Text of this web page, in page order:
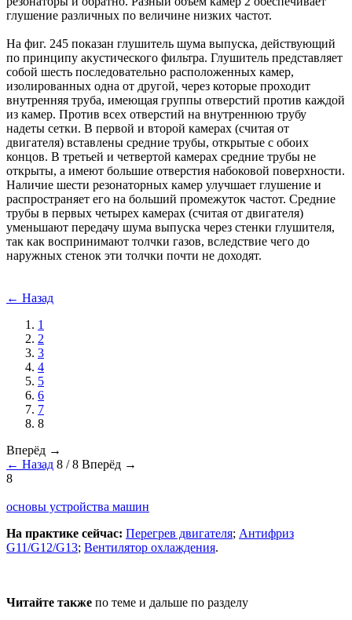
глушение различных по величине низких частот.
На фиг. 245 показан глушитель шума выпуска, действующий
по принципу акустического фильтра. Глушитель представляет
собой шесть последовательно расположенных камер,
изолированных одна от другой, через которые проходит
внутренняя труба, имеющая группы отверстий против каждой
из камер. Против всех отверстий на внутреннюю трубу
надеты сетки. В первой и второй камерах (считая от
двигателя) вставлены средние трубы, открытые с обоих
концов. В третьей и четвертой камерах средние трубы не
открыты, а имеют большие отверстия набоковой поверхности.
Наличие шести резонаторных камер улучшает глушение и
распространяет его на больший промежуток частот. Средние
трубы в первых четырех камерах (считая от двигателя)
уменьшают передачу шума выпуска через стенки глушителя,
так как воспринимают толчки газов, вследствие чего до
наружных стенок эти толчки почти не доходят.
← Назад
1
2
3
4
5
6
7
8
Вперёд →
← Назад 8 / 8 Вперёд →
8
основы устройства машин
На практике сейчас: Перегрев двигателя; Антифриз
G11/G12/G13; Вентилятор охлаждения.
Читайте также по теме и дальше по разделу